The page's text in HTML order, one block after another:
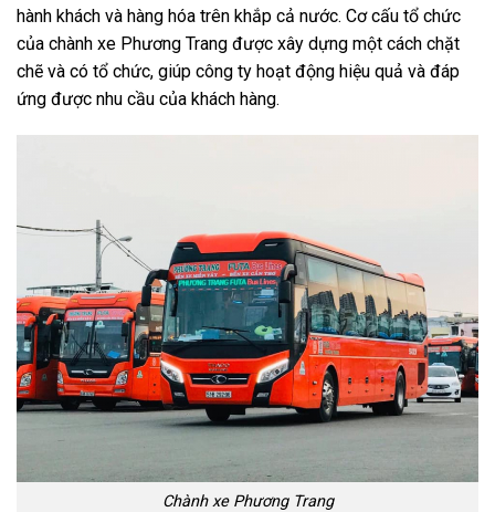
hành khách và hàng hóa trên khắp cả nước. Cơ cấu tổ chức
của chành xe Phương Trang được xây dựng một cách chặt
chẽ và có tổ chức, giúp công ty hoạt động hiệu quả và đáp
ứng được nhu cầu của khách hàng.
Chành xe Phương Trang